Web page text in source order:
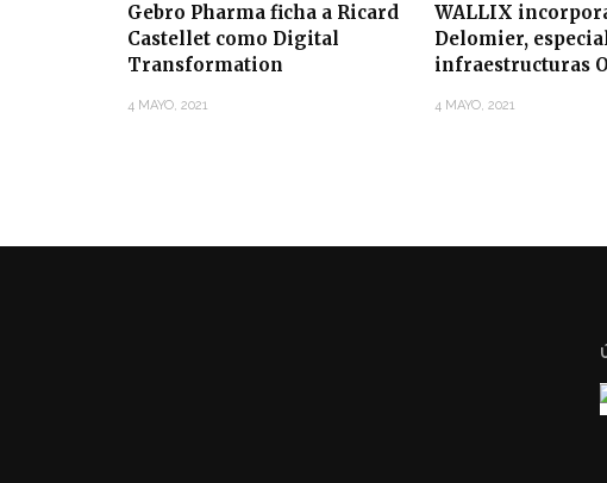
Gebro Pharma ficha a Ricard
Castellet como Digital
Transformation
4 MAYO, 2021
WALLIX
Delomier,
infraestructuras
4 MAYO, 2021